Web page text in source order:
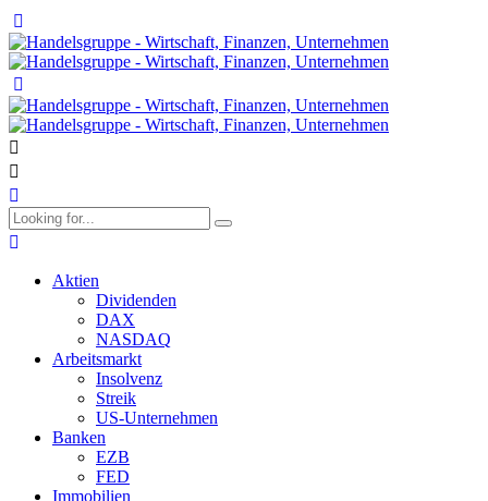
Aktien
Dividenden
DAX
NASDAQ
Arbeitsmarkt
Insolvenz
Streik
US-Unternehmen
Banken
EZB
FED
Immobilien